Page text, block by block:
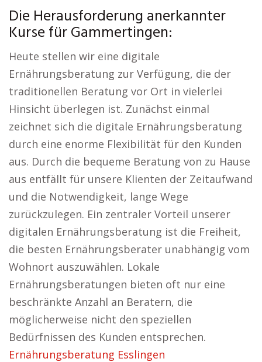
Die Herausforderung anerkannter
Kurse für Gammertingen:
Heute stellen wir eine digitale
Ernährungsberatung zur Verfügung, die der
traditionellen Beratung vor Ort in vielerlei
Hinsicht überlegen ist. Zunächst einmal
zeichnet sich die digitale Ernährungsberatung
durch eine enorme Flexibilität für den Kunden
aus. Durch die bequeme Beratung von zu Hause
aus entfällt für unsere Klienten der Zeitaufwand
und die Notwendigkeit, lange Wege
zurückzulegen. Ein zentraler Vorteil unserer
digitalen Ernährungsberatung ist die Freiheit,
die besten Ernährungsberater unabhängig vom
Wohnort auszuwählen. Lokale
Ernährungsberatungen bieten oft nur eine
beschränkte Anzahl an Beratern, die
möglicherweise nicht den speziellen
Bedürfnissen des Kunden entsprechen.
Ernährungsberatung Esslingen